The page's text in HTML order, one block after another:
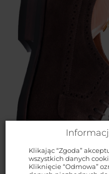
Klikając “Zgoda”
wszystkich danych
Kliknięcie “Odmowa”